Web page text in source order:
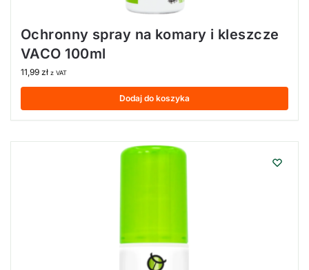
Ochronny spray na komary i kleszcze
VACO 100ml
11,99 zł z VAT
Dodaj do koszyka